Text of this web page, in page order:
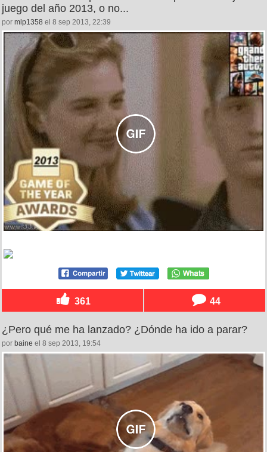
juego del año 2013, o no...
por mlp1358 el 8 sep 2013, 22:39
361 44
¿Pero qué me ha lanzado? ¿Dónde ha ido a parar?
por baine el 8 sep 2013, 19:54